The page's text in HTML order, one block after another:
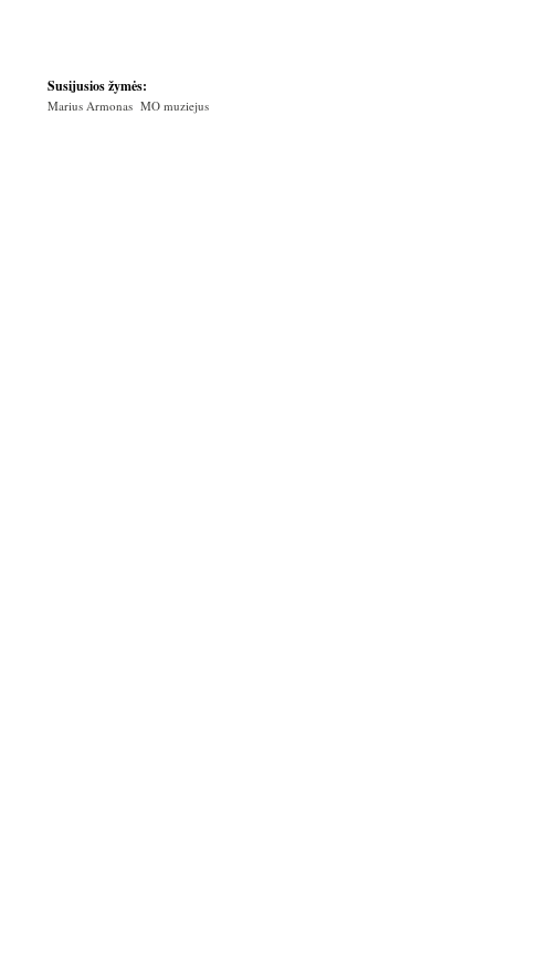
Susijusios žymės:
Marius Armonas MO muziejus